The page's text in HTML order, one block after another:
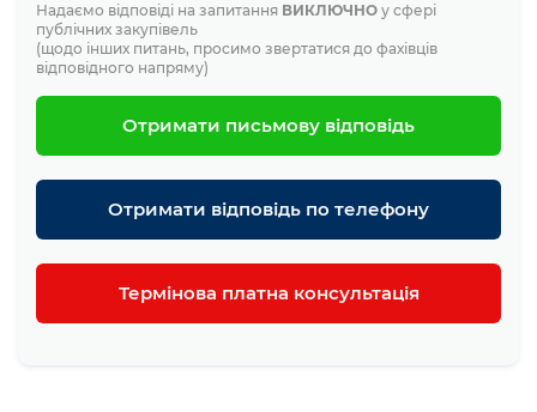
Надаємо відповіді на запитання ВИКЛЮЧНО у сфері
публічних закупівель
(щодо інших питань, просимо звертатися до фахівців
відповідного напряму)
Отримати письмову відповідь
Отримати відповідь по телефону
Термінова платна консультація